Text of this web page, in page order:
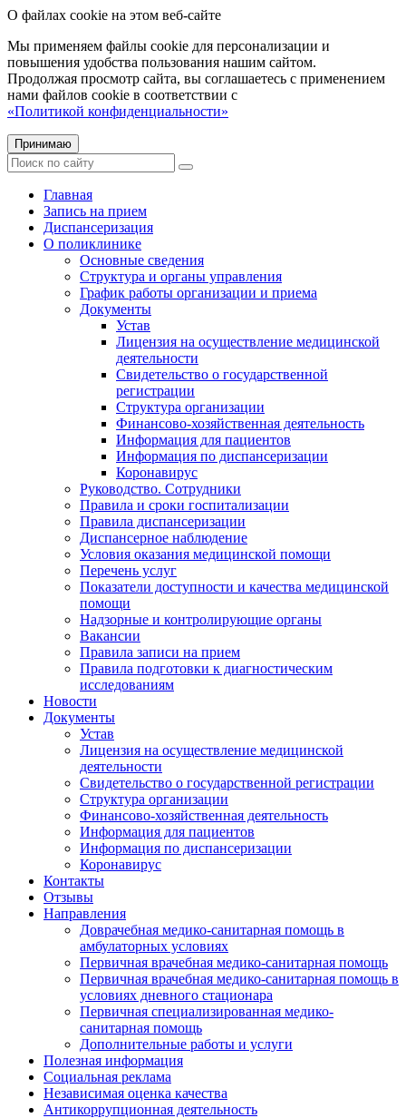
О файлах cookie на этом веб-сайте
Мы применяем файлы cookie для персонализации и
повышения удобства пользования нашим сайтом.
Продолжая просмотр сайта, вы соглашаетесь с применением
нами файлов cookie в соответствии с
«Политикой конфиденциальности»
Принимаю
Главная
Запись на прием
Диспансеризация
О поликлинике
Основные сведения
Структура и органы управления
График работы организации и приема
Документы
Устав
Лицензия на осуществление медицинской
деятельности
Свидетельство о государственной
регистрации
Структура организации
Финансово-хозяйственная деятельность
Информация для пациентов
Информация по диспансеризации
Коронавирус
Руководство. Сотрудники
Правила и сроки госпитализации
Правила диспансеризации
Диспансерное наблюдение
Условия оказания медицинской помощи
Перечень услуг
Показатели доступности и качества медицинской
помощи
Надзорные и контролирующие органы
Вакансии
Правила записи на прием
Правила подготовки к диагностическим
исследованиям
Новости
Документы
Устав
Лицензия на осуществление медицинской
деятельности
Свидетельство о государственной регистрации
Структура организации
Финансово-хозяйственная деятельность
Информация для пациентов
Информация по диспансеризации
Коронавирус
Контакты
Отзывы
Направления
Доврачебная медико-санитарная помощь в
амбулаторных условиях
Первичная врачебная медико-санитарная помощь
Первичная врачебная медико-санитарная помощь в
условиях дневного стационара
Первичная специализированная медико-
санитарная помощь
Дополнительные работы и услуги
Полезная информация
Социальная реклама
Независимая оценка качества
Антикоррупционная деятельность